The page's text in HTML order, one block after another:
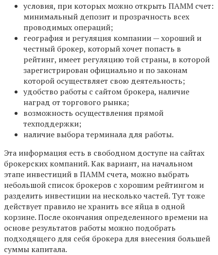
условия, при которых можно открыть ПАММ счет:
минимальный депозит и прозрачность всех
проводимых операций;
география и регуляция компании — хороший и
честный брокер, который хочет попасть в
рейтинг, имеет регуляцию той страны, в которой
зарегистрирован официально и по законам
которой осуществляет свою деятельность;
удобство работы с сайтом брокера, наличие
наград от торгового рынка;
возможность осуществления прямой
техподдержки;
наличие выбора терминала для работы.
Эта информация есть в свободном доступе на сайтах
брокерских компаний. Как вариант, на начальном
этапе инвестиций в ПАММ счета, можно выбрать
небольшой список брокеров с хорошим рейтингом и
разделить инвестиции на несколько частей. Тут тоже
действует правило не хранить все яйца в одной
корзине. После окончания определенного времени на
основе результатов работы можно подобрать
подходящего для себя брокера для внесения большей
суммы капитала.